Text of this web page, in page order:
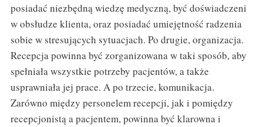
posiadać niezbędną wiedzę medyczną, być doświadczeni
w obsłudze klienta, oraz posiadać umiejętność radzenia
sobie w stresujących sytuacjach. Po drugie, organizacja.
Recepcja powinna być zorganizowana w taki sposób, aby
spełniała wszystkie potrzeby pacjentów, a także
usprawniała jej prace. A po trzecie, komunikacja.
Zarówno między personelem recepcji, jak i pomiędzy
recepcjonistą a pacjentem, powinna być klarowna i